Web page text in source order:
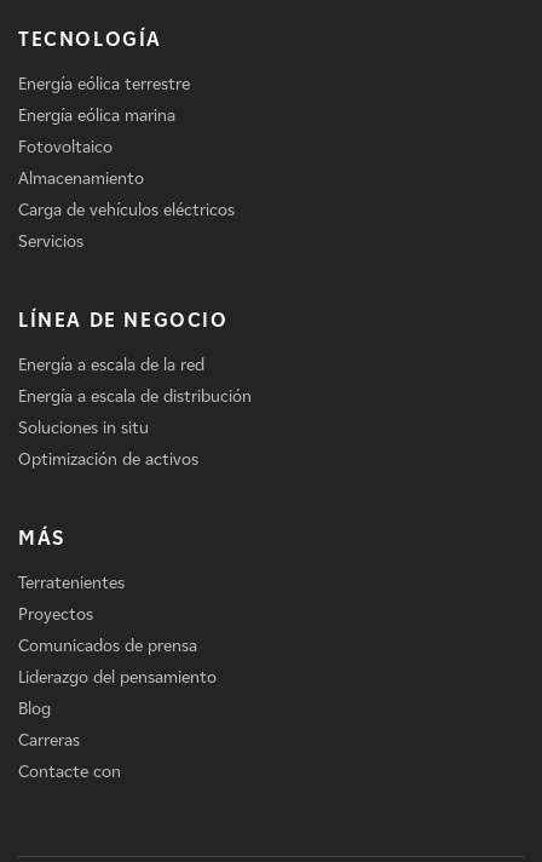
TECNOLOGÍA
Energía eólica terrestre
Energía eólica marina
Fotovoltaico
Almacenamiento
Carga de vehículos eléctricos
Servicios
LÍNEA DE NEGOCIO
Energía a escala de la red
Energía a escala de distribución
Soluciones in situ
Optimización de activos
MÁS
Terratenientes
Proyectos
Comunicados de prensa
Liderazgo del pensamiento
Blog
Carreras
Contacte con